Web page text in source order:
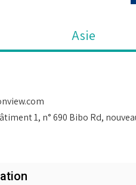
Asie
1, n° 690 Bibo Rd,